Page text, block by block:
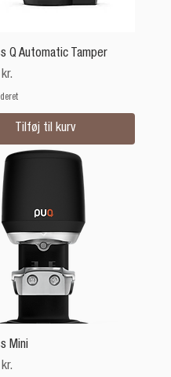
Q Automatic Tamper
Tilføj til kurv
Mini